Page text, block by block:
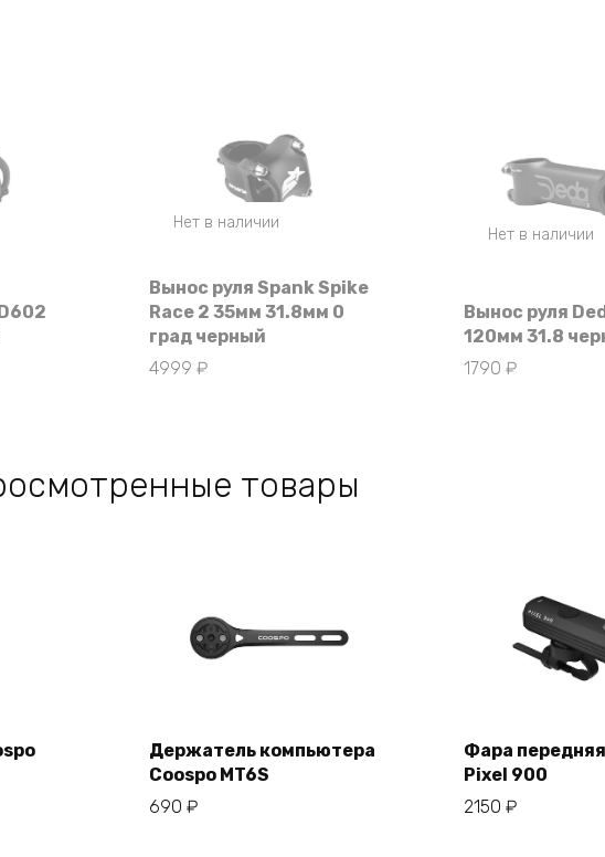
Нет в наличии
Вынос руля Spank Spike
Race 2 35мм 31.8мм 0
град черный
4999 ₽
Нет в наличии
Вынос руля
120мм 31.8
1790 ₽
товары
Держатель компьютера
Coospo MT6S
690 ₽
Фара
Pixel 900
2150 ₽